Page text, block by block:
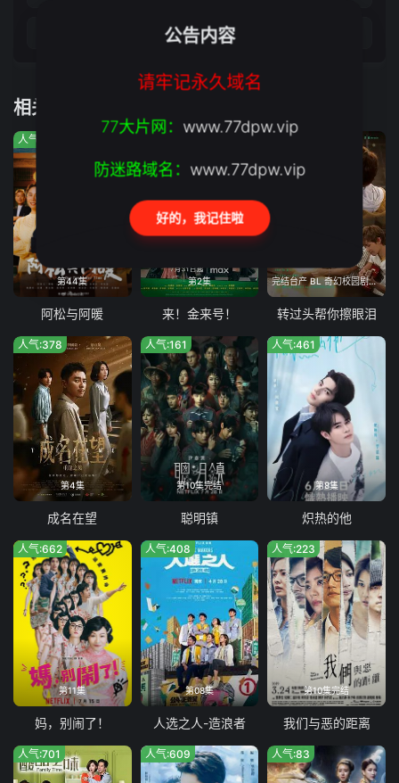
相关推荐
第44集
人气:259
阿松与阿暖
第2集
来！金来号！
完结台产 BL 奇幻校园剧集,由《奇迹》主创团队打造
人气:720
转过头帮你擦眼泪
第4集
人气:378
成名在望
第10集完结
人气:161
聪明镇
第8集
人气:461
炽热的他
第11集
人气:662
妈，别闹了！
第08集
人气:408
人选之人-造浪者
第10集完结
人气:223
我们与恶的距离
人气:701 人气:609 人气:83
公告内容
请牢记永久域名
77大片网： www.77dpw.vip
防迷路域名： www.77dpw.vip
好的，我记住啦